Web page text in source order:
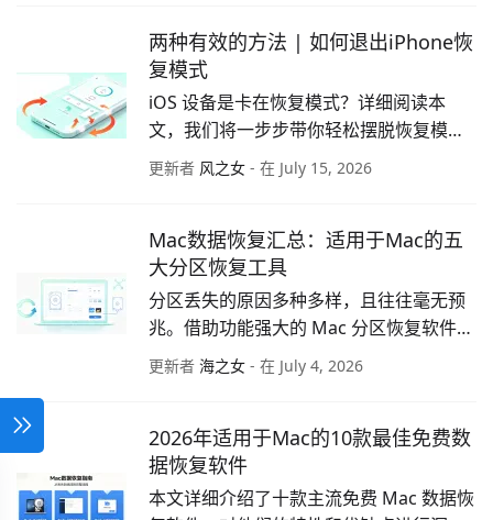
两种有效的方法 | 如何退出iPhone恢
复模式
iOS 设备是卡在恢复模式？详细阅读本
文，我们将一步步带你轻松摆脱恢复模
式，无需专业背景或复杂工具，就能让设
备恢复正常使用。
更新者 风之女 - 在 July 15, 2026
Mac数据恢复汇总：适用于Mac的五
大分区恢复工具
分区丢失的原因多种多样，且往往毫无预
兆。借助功能强大的 Mac 分区恢复软件，
用户能够轻松应对此类难题。如果你正在
寻找适用于 Mac 的最佳分区恢复工具，一
更新者 海之女 - 在 July 4, 2026
2026年适用于Mac的10款最佳免费数
据恢复软件
本文详细介绍了十款主流免费 Mac 数据恢